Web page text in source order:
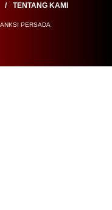
TENTANG KAMI
PERSADA